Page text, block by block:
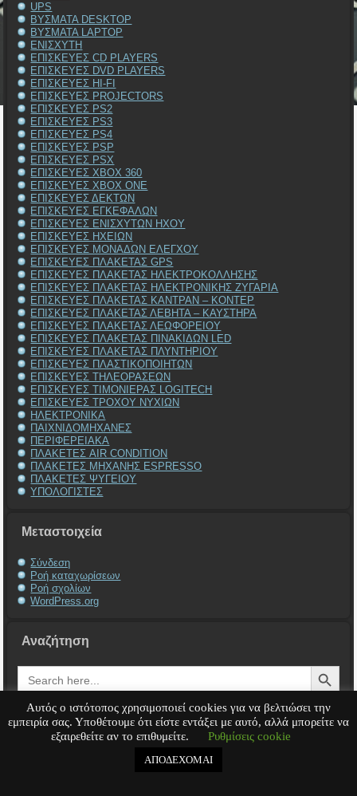
UPS
ΒΥΣΜΑΤΑ DESKTOP
ΒΥΣΜΑΤΑ LAPTOP
ΕΝΙΣΧΥΤΗ
ΕΠΙΣΚΕΥΕΣ CD PLAYERS
ΕΠΙΣΚΕΥΕΣ DVD PLAYERS
ΕΠΙΣΚΕΥΕΣ HI-FI
ΕΠΙΣΚΕΥΕΣ PROJECTORS
ΕΠΙΣΚΕΥΕΣ PS2
ΕΠΙΣΚΕΥΕΣ PS3
ΕΠΙΣΚΕΥΕΣ PS4
ΕΠΙΣΚΕΥΕΣ PSP
ΕΠΙΣΚΕΥΕΣ PSX
ΕΠΙΣΚΕΥΕΣ XBOX 360
ΕΠΙΣΚΕΥΕΣ XBOX ONE
ΕΠΙΣΚΕΥΕΣ ΔΕΚΤΩΝ
ΕΠΙΣΚΕΥΕΣ ΕΓΚΕΦΑΛΩΝ
ΕΠΙΣΚΕΥΕΣ ΕΝΙΣΧΥΤΩΝ ΗΧΟΥ
ΕΠΙΣΚΕΥΕΣ ΗΧΕΙΩΝ
ΕΠΙΣΚΕΥΕΣ ΜΟΝΑΔΩΝ ΕΛΕΓΧΟΥ
ΕΠΙΣΚΕΥΕΣ ΠΛΑΚΕΤΑΣ GPS
ΕΠΙΣΚΕΥΕΣ ΠΛΑΚΕΤΑΣ ΗΛΕΚΤΡΟΚΟΛΛΗΣΗΣ
ΕΠΙΣΚΕΥΕΣ ΠΛΑΚΕΤΑΣ ΗΛΕΚΤΡΟΝΙΚΗΣ ΖΥΓΑΡΙΑ
ΕΠΙΣΚΕΥΕΣ ΠΛΑΚΕΤΑΣ ΚΑΝΤΡΑΝ – ΚΟΝΤΕΡ
ΕΠΙΣΚΕΥΕΣ ΠΛΑΚΕΤΑΣ ΛΕΒΗΤΑ – ΚΑΥΣΤΗΡΑ
ΕΠΙΣΚΕΥΕΣ ΠΛΑΚΕΤΑΣ ΛΕΩΦΟΡΕΙΟΥ
ΕΠΙΣΚΕΥΕΣ ΠΛΑΚΕΤΑΣ ΠΙΝΑΚΙΔΩΝ LED
ΕΠΙΣΚΕΥΕΣ ΠΛΑΚΕΤΑΣ ΠΛΥΝΤΗΡΙΟΥ
ΕΠΙΣΚΕΥΕΣ ΠΛΑΣΤΙΚΟΠΟΙΗΤΩΝ
ΕΠΙΣΚΕΥΕΣ ΤΗΛΕΟΡΑΣΕΩΝ
ΕΠΙΣΚΕΥΕΣ ΤΙΜΟΝΙΕΡΑΣ LOGITECH
ΕΠΙΣΚΕΥΕΣ ΤΡΟΧΟΥ ΝΥΧΙΩΝ
ΗΛΕΚΤΡΟΝΙΚΑ
ΠΑΙΧΝΙΔΟΜΗΧΑΝΕΣ
ΠΕΡΙΦΕΡΕΙΑΚΑ
ΠΛΑΚΕΤΕΣ AIR CONDITION
ΠΛΑΚΕΤΕΣ ΜΗΧΑΝΗΣ ESPRESSO
ΠΛΑΚΕΤΕΣ ΨΥΓΕΙΟΥ
ΥΠΟΛΟΓΙΣΤΕΣ
Μεταστοιχεία
Σύνδεση
Ροή καταχωρίσεων
Ροή σχολίων
WordPress.org
Αναζήτηση
Search
for:
Search Button
Service Υπολογιστή Service Laptop Service Macbook Service Περιφερειακά
Αυτός ο ιστότοπος χρησιμοποιεί cookies για να βελτιώσει την
εμπειρία σας. Υποθέτουμε ότι είστε εντάξει με αυτό, αλλά μπορείτε να
εξαιρεθείτε αν το επιθυμείτε.
Ρυθμίσεις cookie
ΑΠΟΔΕΧΟΜΑΙ